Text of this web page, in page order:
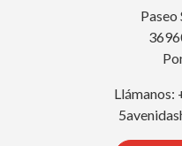
Paseo
Llámanos: